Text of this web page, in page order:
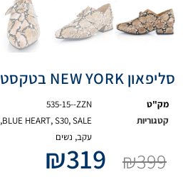
סליפאון NEW YORK בטקסטורת נחש
מק"ט
535-15--ZZN
קטגוריות
BLUE HEART,S30,SALE
,
עקב, נשים
₪399
₪319